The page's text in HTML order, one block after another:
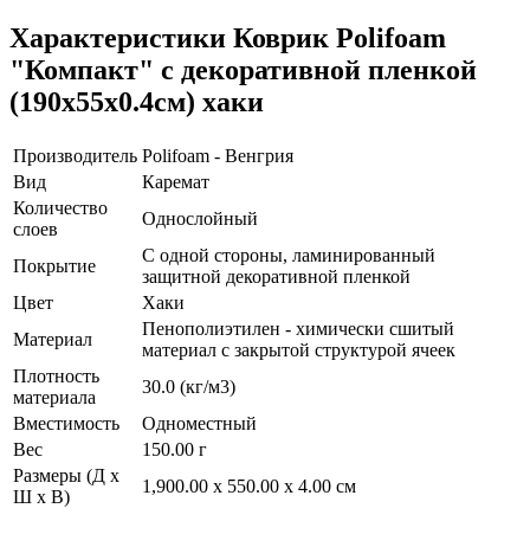
Характеристики Коврик Polifoam
"Компакт" с декоративной пленкой
(190x55x0.4см) хаки
Производитель Polifoam - Венгрия
Вид
Каремат
Количество
слоев
Однослойный
Покрытие
С одной стороны, ламинированный
защитной декоративной пленкой
Цвет
Хаки
Материал
Пенополиэтилен - химически сшитый
материал с закрытой структурой ячеек
Плотность
материала
30.0 (кг/м3)
Вместимость
Одноместный
Вес
150.00 г
Размеры (Д х
Ш х В)
1,900.00 x 550.00 x 4.00 см